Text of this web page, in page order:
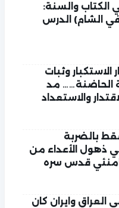
الكتاب والسنة:
الشام) الدرس
الاستكبار وثبات
الحاضنة…… مد
والاستعداد
بالضربة
ذهول الأعداء من
قدس سره
العراق وايران كان